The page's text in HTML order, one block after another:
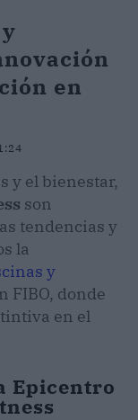
en
y el bienestar,
son
tendencias y
la
y
FIBO, donde
en el
Epicentro